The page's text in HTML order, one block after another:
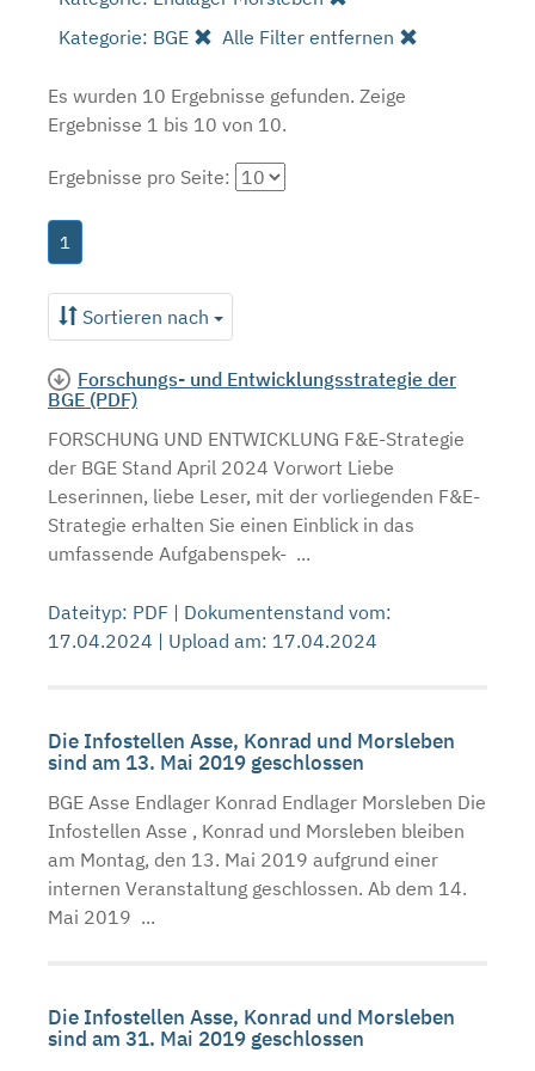
Kategorie: BGE
Alle Filter entfernen
Es wurden 10 Ergebnisse gefunden. Zeige
Ergebnisse 1 bis 10 von 10.
Ergebnisse pro Seite:
1
Sortieren nach
Forschungs- und Entwicklungsstrategie der
BGE (PDF)
FORSCHUNG UND ENTWICKLUNG F&E-Strategie
der BGE Stand April 2024 Vorwort Liebe
Leserinnen, liebe Leser, mit der vorliegenden F&E-
Strategie erhalten Sie einen Einblick in das
umfassende Aufgabenspek- ...
Dateityp: PDF | Dokumentenstand vom:
17.04.2024 | Upload am: 17.04.2024
Die Infostellen Asse, Konrad und Morsleben
sind am 13. Mai 2019 geschlossen
BGE Asse Endlager Konrad Endlager Morsleben Die
Infostellen Asse , Konrad und Morsleben bleiben
am Montag, den 13. Mai 2019 aufgrund einer
internen Veranstaltung geschlossen. Ab dem 14.
Mai 2019 ...
Die Infostellen Asse, Konrad und Morsleben
sind am 31. Mai 2019 geschlossen